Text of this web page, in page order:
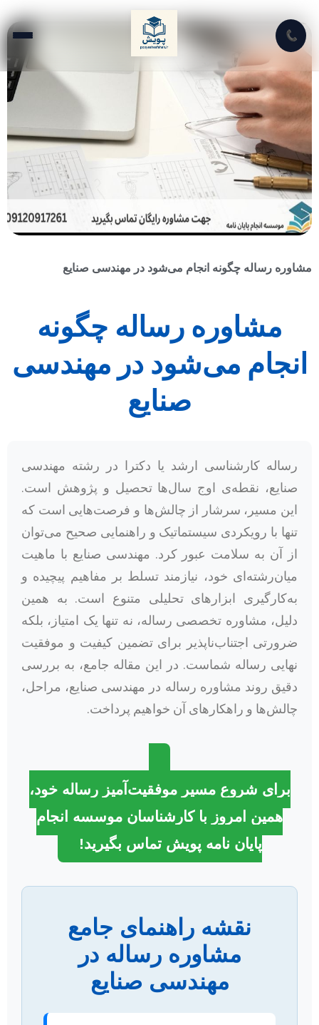
📞
مشاوره رساله چگونه انجام می‌شود در مهندسی صنایع
مشاوره رساله چگونه
انجام می‌شود در مهندسی
صنایع
رساله کارشناسی ارشد یا دکترا در رشته مهندسی
صنایع، نقطه‌ی اوج سال‌ها تحصیل و پژوهش است.
این مسیر، سرشار از چالش‌ها و فرصت‌هایی است که
تنها با رویکردی سیستماتیک و راهنمایی صحیح می‌توان
از آن به سلامت عبور کرد. مهندسی صنایع با ماهیت
میان‌رشته‌ای خود، نیازمند تسلط بر مفاهیم پیچیده و
به‌کارگیری ابزارهای تحلیلی متنوع است. به همین
دلیل، مشاوره تخصصی رساله، نه تنها یک امتیاز، بلکه
ضرورتی اجتناب‌ناپذیر برای تضمین کیفیت و موفقیت
نهایی رساله شماست. در این مقاله جامع، به بررسی
دقیق روند مشاوره رساله در مهندسی صنایع، مراحل،
چالش‌ها و راهکارهای آن خواهیم پرداخت.
برای شروع مسیر موفقیت‌آمیز رساله خود،
همین امروز با کارشناسان موسسه انجام
پایان نامه پویش تماس بگیرید!
نقشه راهنمای جامع
مشاوره رساله در
مهندسی صنایع